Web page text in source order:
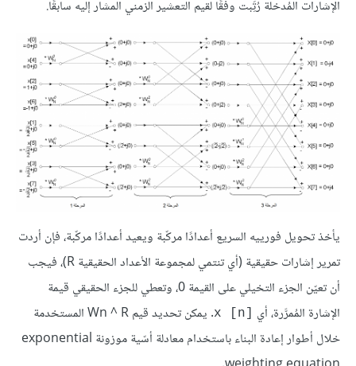
الإشارات المُدخلة رُتَِبت وفقًا لقيم التعشير الزمني المشار إليه سابقًا.
يأخذ تحويل فورييه السريع أعدادًا مركّبة ويعيد أعدادًا مركّبة، فإن أردت
تمرير إشارات حقيقية (أي تنتمي لمجموعة الأعداد الحقيقية R)، فيجب
أن تعيّن الجزء التخيلي على القيمة 0، وتعطي للجزء الحقيقي قيمة
الإشارة المُمرَّرة، أي
x [n]‎‎
. يمكن تحديد قيم Wn ^ R المستخدمة
خلال أطوار إعادة البناء باستخدام معادلة أسّية موزونة exponential